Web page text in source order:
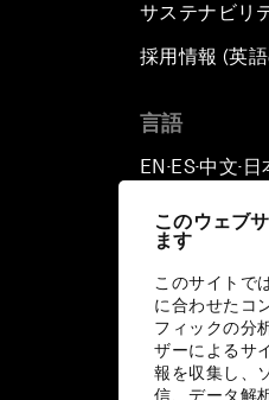
このウェブ
ます
このサイトで
に合わせたコ
フィックの分
ザーによるサ
報を収集し、
信、データ解
サステナビリ
採用情報 (英
言語
EN ▪ES▪中文▪ 日